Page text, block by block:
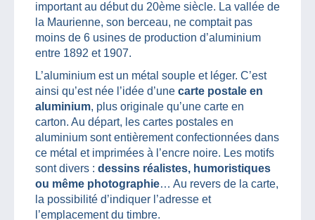
important au début du 20ème siècle. La vallée de
la Maurienne, son berceau, ne comptait pas
moins de 6 usines de production d’aluminium
entre 1892 et 1907.
L’aluminium est un métal souple et léger. C’est
ainsi qu’est née l’idée d’une carte postale en
aluminium, plus originale qu’une carte en
carton. Au départ, les cartes postales en
aluminium sont entièrement confectionnées dans
ce métal et imprimées à l’encre noire. Les motifs
sont divers : dessins réalistes, humoristiques
ou même photographie… Au revers de la carte,
la possibilité d’indiquer l’adresse et
l’emplacement du timbre.